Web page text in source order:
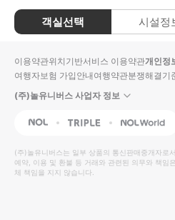
객실선택 시설정
이용약관위치기반서비스 이용약관개인정
여행자보험 가입안내여행약관분쟁해결기
(주)놀유니버스 사업자 정보
NOL Triple Interpark
(주)놀유니버스는 일부 상품의 통신판매중개자로
예약, 이용 및 환불 등 거래와 관련된 의무와 책임
체 책임을 지지 않습니다.